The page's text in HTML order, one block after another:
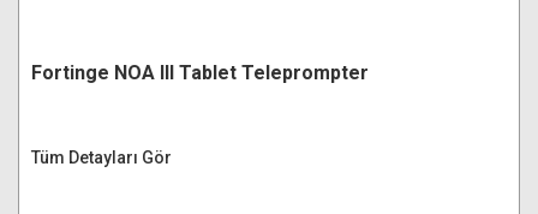
Fortinge NOA III Tablet Teleprompter
Tüm Detayları Gör